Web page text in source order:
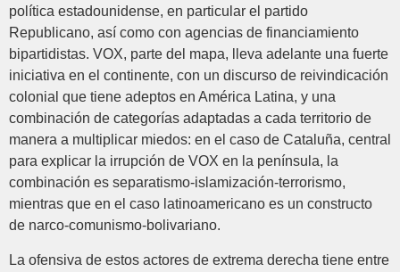
política estadounidense, en particular el partido
Republicano, así como con agencias de financiamiento
bipartidistas. VOX, parte del mapa, lleva adelante una fuerte
iniciativa en el continente, con un discurso de reivindicación
colonial que tiene adeptos en América Latina, y una
combinación de categorías adaptadas a cada territorio de
manera a multiplicar miedos: en el caso de Cataluña, central
para explicar la irrupción de VOX en la península, la
combinación es separatismo-islamización-terrorismo,
mientras que en el caso latinoamericano es un constructo
de narco-comunismo-bolivariano.
La ofensiva de estos actores de extrema derecha tiene entre